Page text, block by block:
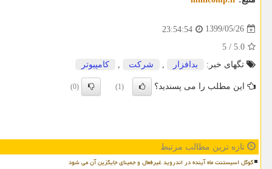
1399/05/26
23:54:54
5.0
/
5
تگهای خبر:
بدافزار شركت كامپیوتر
این مطلب را می پسندید؟ (1)
(0)
تازه ترین مطالب مرتبط
گوگل اسیستنت ماه آینده در اندروید غیرفعال و جمینای جایگزین آن می شود